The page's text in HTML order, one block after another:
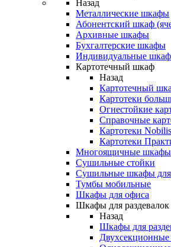
Назад
Металлические шкафы
Абонентский шкаф
Архивные шкафы
Бухгалтерские шкафы
Индивидуальные
Картотечный шкаф
Назад
Картотечный
Картотеки
Огнестойкие
Справочные
Картотеки Nobilis
Картотеки
Многоящичные шкафы
Сушильные стойки
Сушильные шкафы
Тумбы мобильные
Шкафы для офиса
Шкафы для раздевалок
Назад
Шкафы для